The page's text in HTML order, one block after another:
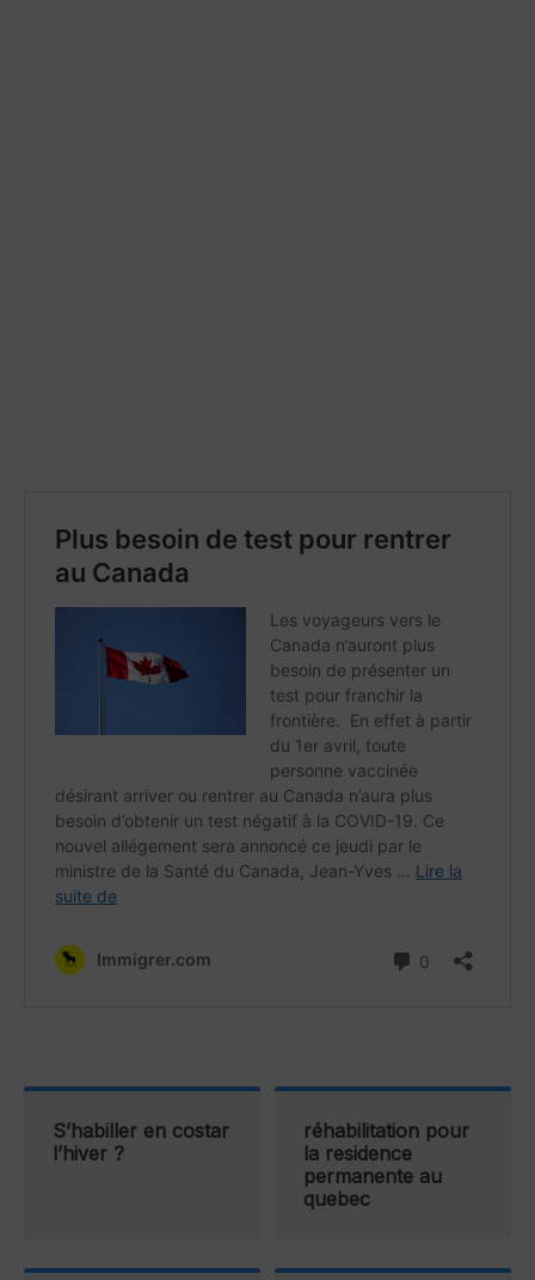
S’habiller en costar
l’hiver ?
réhabilitation pour
la residence
permanente au
quebec